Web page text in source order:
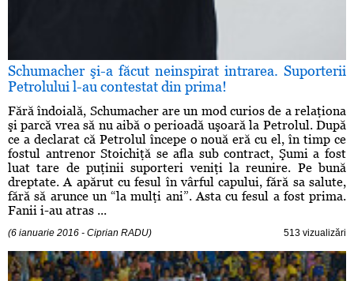
Schumacher şi-a făcut neinspirat intrarea. Suporterii
Petrolului l-au contestat din prima!
Fără îndoială, Schumacher are un mod curios de a relaţiona
şi parcă vrea să nu aibă o perioadă uşoară la Petrolul. După
ce a declarat că Petrolul începe o nouă eră cu el, în timp ce
fostul antrenor Stoichiţă se afla sub contract, Şumi a fost
luat tare de puţinii suporteri veniţi la reunire. Pe bună
dreptate. A apărut cu fesul în vârful capului, fără sa salute,
fără să arunce un “la mulţi ani”. Asta cu fesul a fost prima.
Fanii i-au atras ...
(6 ianuarie 2016 - Ciprian RADU) 513 vizualizări